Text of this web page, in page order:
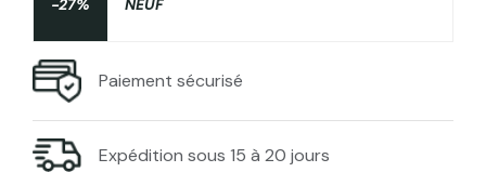
-27% NEUF
Paiement sécurisé
Expédition sous 15 à 20 jours